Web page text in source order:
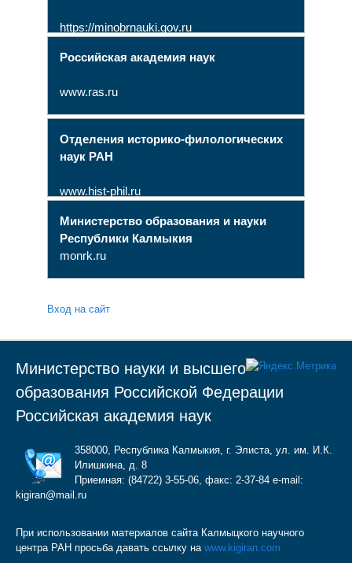
https://minobrnauki.gov.ru
Российская академия наук
www.ras.ru
Отделения историко-филологических
наук РАН
www.hist-phil.ru
Министерство образования и науки
Республики Калмыкия
monrk.ru
Вход на сайт
Министерство науки и высшего
образования Российской Федерации
Российская академия наук
358000, Республика Калмыкия, г. Элиста, ул. им. И.К.
Илишкина, д. 8
Приемная: (84722) 3-55-06, факс: 2-37-84 e-mail:
kigiran@mail.ru
При использовании материалов сайта Калмыцкого научного
центра РАН просьба давать ссылку на www.kigiran.com